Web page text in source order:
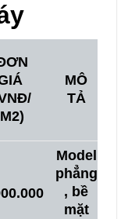
M2)
MÔ
TẢ
Model
phẳng
, bề
mặt